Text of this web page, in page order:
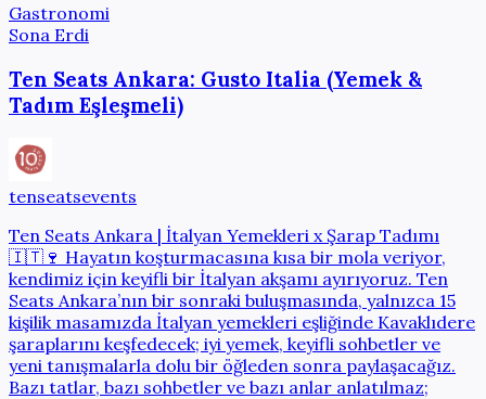
Gastronomi
Sona Erdi
Ten Seats Ankara: Gusto Italia (Yemek &
Tadım Eşleşmeli)
tenseatsevents
Ten Seats Ankara | İtalyan Yemekleri x Şarap Tadımı
🇮🇹🍷 Hayatın koşturmacasına kısa bir mola veriyor,
kendimiz için keyifli bir İtalyan akşamı ayırıyoruz. Ten
Seats Ankara’nın bir sonraki buluşmasında, yalnızca 15
kişilik masamızda İtalyan yemekleri eşliğinde Kavaklıdere
şaraplarını keşfedecek; iyi yemek, keyifli sohbetler ve
yeni tanışmalarla dolu bir öğleden sonra paylaşacağız.
Bazı tatlar, bazı sohbetler ve bazı anlar anlatılmaz;